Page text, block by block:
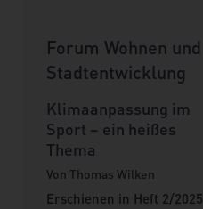
Forum Wohnen und
Stadtentwicklung
Klimaanpassung im
Sport – ein heißes
Thema
Von Thomas Wilken
Erschienen in Heft 2/2025